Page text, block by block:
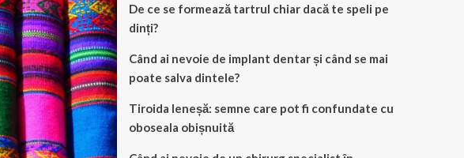
De ce se formează tartrul chiar dacă te speli pe
dinți?
Când ai nevoie de implant dentar și când se mai
poate salva dintele?
Tiroida leneșă: semne care pot fi confundate cu
oboseala obișnuită